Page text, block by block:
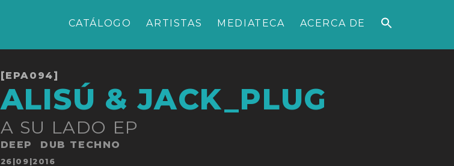
CATÁLOGO ARTISTAS MEDIATECA ACERCA DE
[EPA094]
ALISÚ & JACK_PLUG
A SU LADO EP
DEEP
DUB TECHNO
Publicado
26|09|2016